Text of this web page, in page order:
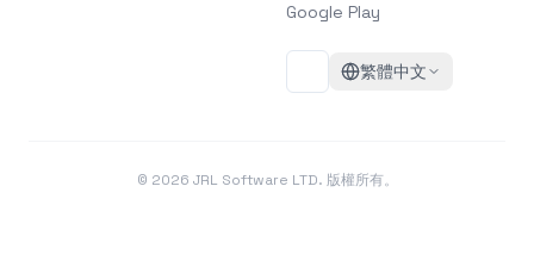
Google Play
繁體中文
© 2026 JRL Software LTD. 版權所有。